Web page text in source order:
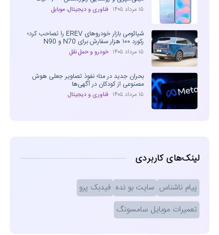
۱۵ مرداد ۱۴۰۵ فناوری و دیجیتال، موبایل
شیائومی بازار خودروهای EREV را تصاحب کرد؛
رکورد ۱۰۰ هزار سفارش برای N70 و N90
۱۵ مرداد ۱۴۰۵ خودرو و حمل نقل
بحران جدید در متا؛ نفوذ تصاویر جعلی هوش
مصنوعی از کودکان در آگهی‌ها
۱۵ مرداد ۱۴۰۵ فناوری و دیجیتال
لینک‌های کاربردی
پیام ناشناس سایت بو نده فیدبک پرو
تعمیرات موبایل سامسونگ